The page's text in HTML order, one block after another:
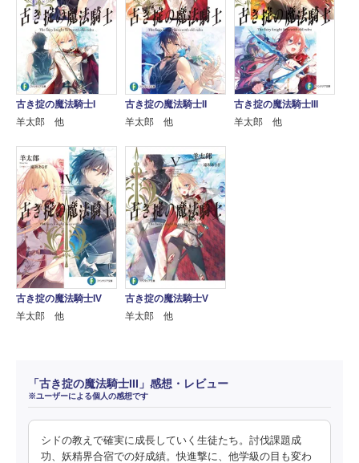
古き掟の魔法騎士I
羊太郎 他
古き掟の魔法騎士II
羊太郎 他
古き掟の魔法騎士III
羊太郎 他
古き掟の魔法騎士IV
羊太郎 他
古き掟の魔法騎士V
羊太郎 他
「古き掟の魔法騎士III」感想・レビュー
※ユーザーによる個人の感想です
シドの教えで確実に成長していく生徒たち。討伐課題成
功、妖精界合宿での好成績。快進撃に、他学級の目も変わ